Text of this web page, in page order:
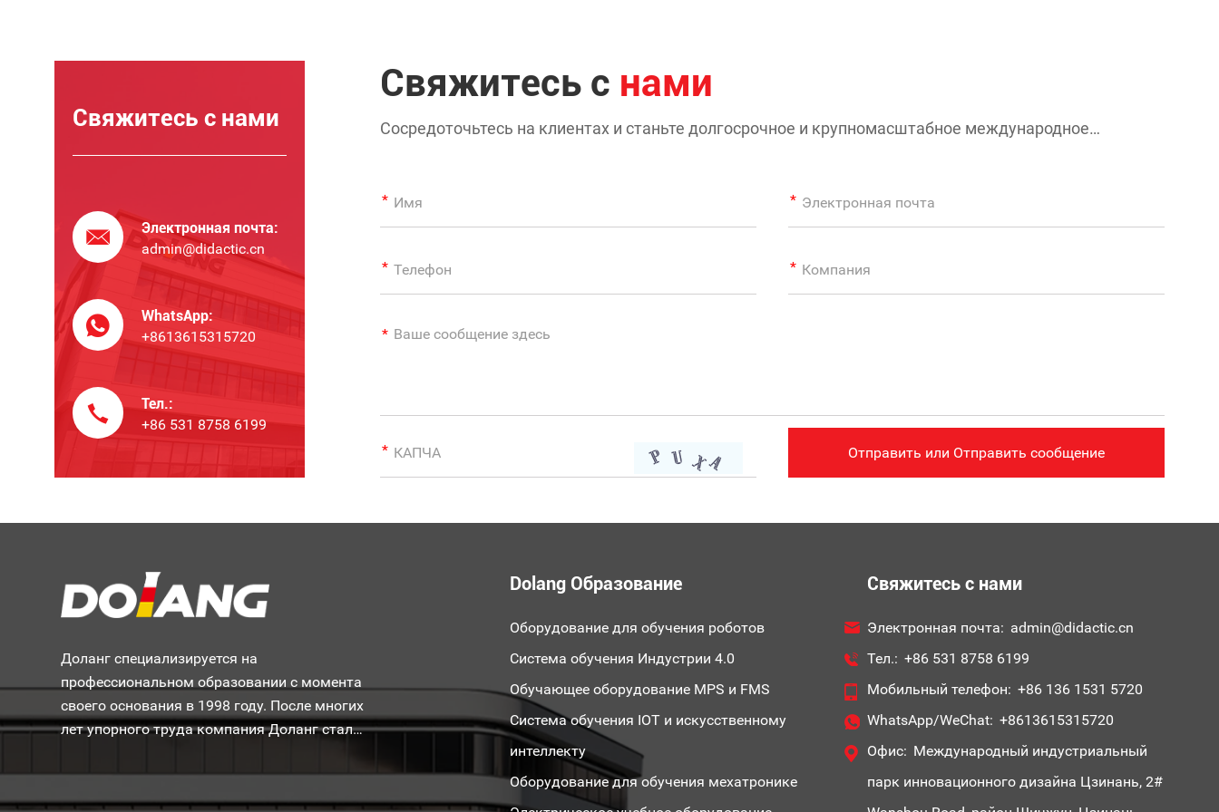
Свяжитесь с нами
Электронная почта:
admin@didactic.cn
WhatsApp:
+8613615315720
Тел.:
+86 531 8758 6199
Свяжитесь с нами
Сосредоточьтесь на клиентах и станьте долгосрочное и крупномасштабное международное
Доланг специализируется на
профессиональном образовании с момента
своего основания в 1998 году. После многих
лет упорного труда компания Доланг стала
производителей учебного оборудования.
Dolang Образование
Оборудование для обучения роботов
Система обучения Индустрии 4.0
Обучающее оборудование MPS и FMS
Система обучения IOT и искусственному
интеллекту
Оборудование для обучения мехатронике
Свяжитесь с нами
Электронная почта: admin@didactic.cn
Тел.: +86 531 8758 6199
Мобильный телефон: +86 136 1531 5720
WhatsApp/WeChat: +8613615315720
Офис: Международный индустриальный
парк инновационного дизайна Цзинань, 2#